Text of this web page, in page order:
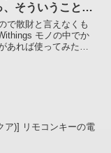
、そういうこと」
す)
で散財と言えなくも
モノの中でか
あれば使ってみたい
ア)] リモコンキーの電